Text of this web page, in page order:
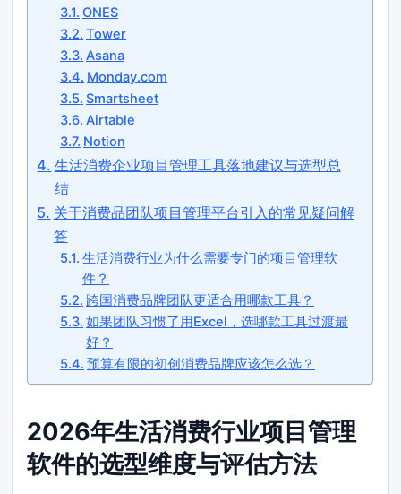
ONES
Tower
Asana
Monday.com
Smartsheet
Airtable
Notion
生活消费企业项目管理工具落地建议与选型总
结
关于消费品团队项目管理平台引入的常见疑问解
答
生活消费行业为什么需要专门的项目管理软
件？
跨国消费品牌团队更适合用哪款工具？
如果团队习惯了用Excel，选哪款工具过渡最
好？
预算有限的初创消费品牌应该怎么选？
2026年生活消费行业项目管理
软件的选型维度与评估方法